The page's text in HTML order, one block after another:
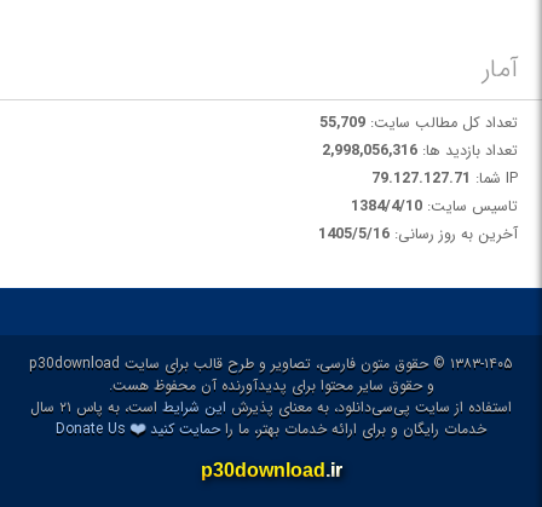
آمار
تعداد کل مطالب سایت: 55,709
تعداد بازدید ها: 2,998,056,316
IP شما:
79.127.127.71
تاسیس سایت: 1384/4/10
آخرین به روز رسانی: 1405/5/16
۱۳۸۳-۱۴۰۵ © حقوق متون فارسی، تصاویر و طرح قالب برای سایت p30download
و حقوق سایر محتوا برای پدیدآورنده آن محفوظ هست.
استفاده از سایت پی‌سی‌دانلود، به معنای پذیرش این شرایط
است، به پاس ۲۱ سال
خدمات رایگان و برای ارائه خدمات بهتر، ما راحمایت کنید❤️
p30download